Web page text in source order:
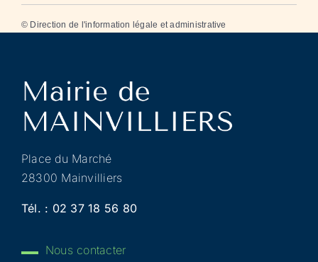
© Direction de l'information légale et administrative
Place du Marché
28300 Mainvilliers
Tél. : 02 37 18 56 80
Nous contacter